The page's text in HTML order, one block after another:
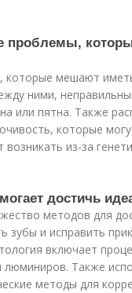
проблемы,
которые мешают
ними,
или пятна. Также
которые
из-за
достичь
методов для
и исправить
включает
люминиров. Также
методы для